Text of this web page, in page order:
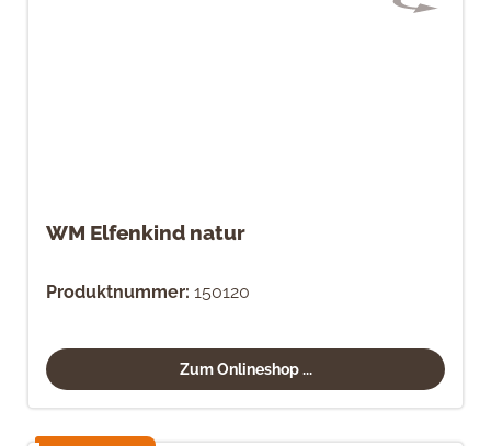
WM Elfenkind natur
Produktnummer: 150120
Zum Onlineshop ...